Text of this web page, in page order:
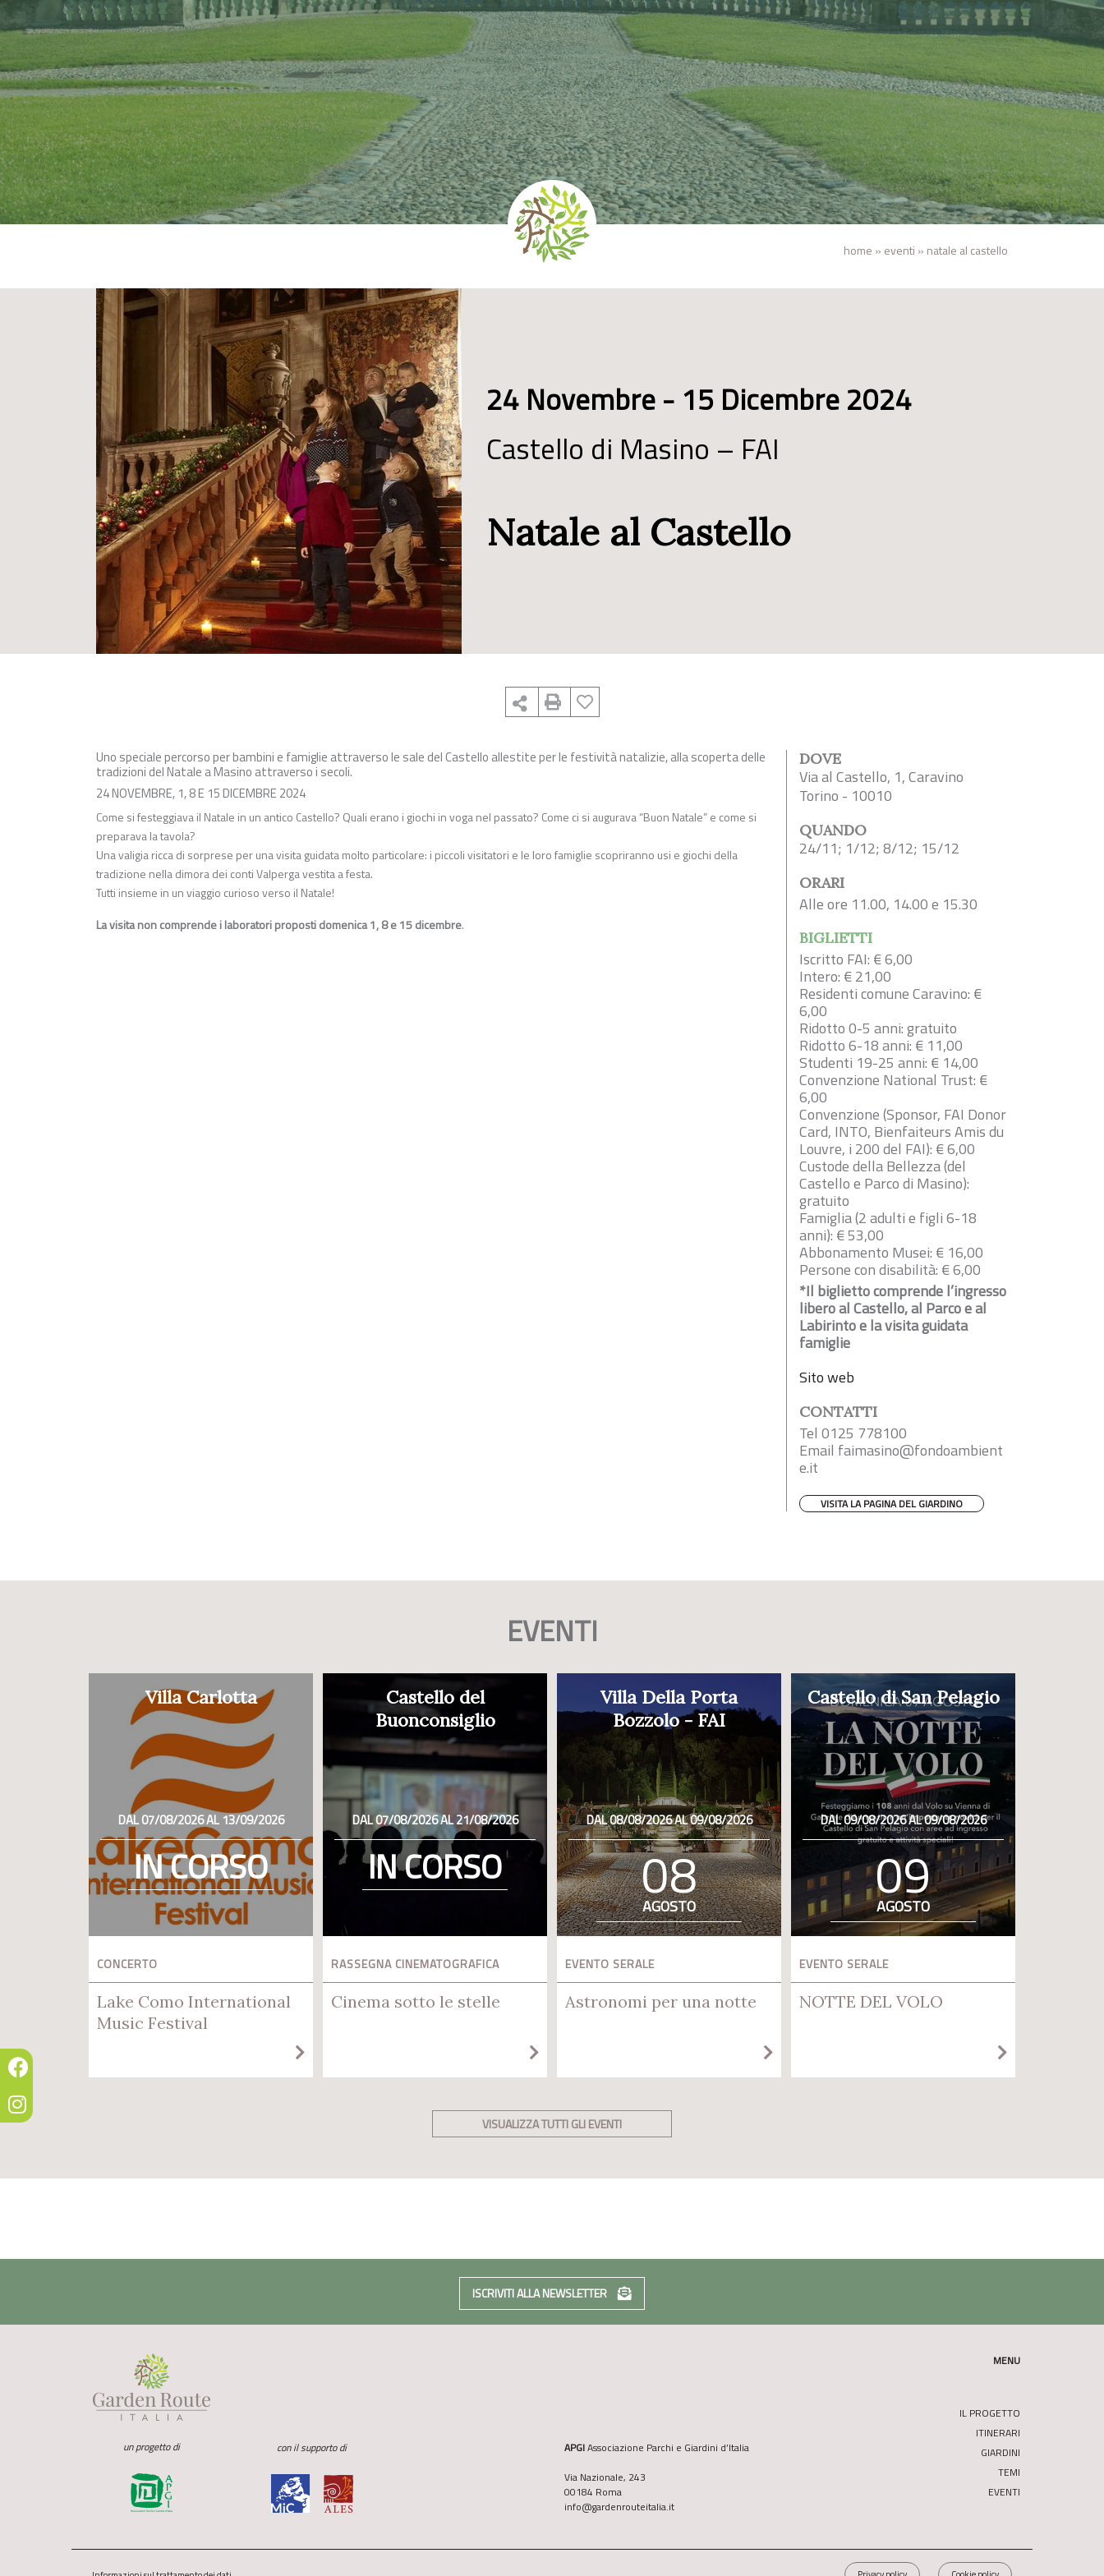
home » eventi » natale al castello
24 Novembre - 15 Dicembre 2024
Castello di Masino – FAI
Natale al Castello
Uno speciale percorso per bambini e famiglie attraverso le sale del Castello allestite per le festività natalizie, alla scoperta delle
tradizioni del Natale a Masino attraverso i secoli.
24 NOVEMBRE, 1, 8 E 15 DICEMBRE 2024
Come si festeggiava il Natale in un antico Castello? Quali erano i giochi in voga nel passato? Come ci si augurava “Buon Natale” e come si
preparava la tavola?
Una valigia ricca di sorprese per una visita guidata molto particolare: i piccoli visitatori e le loro famiglie scopriranno usi e giochi della
tradizione nella dimora dei conti Valperga vestita a festa.
Tutti insieme in un viaggio curioso verso il Natale!
La visita non comprende i laboratori proposti domenica 1, 8 e 15 dicembre.
DOVE
Via al Castello, 1, Caravino
Torino - 10010
QUANDO
24/11; 1/12; 8/12; 15/12
ORARI
Alle ore 11.00, 14.00 e 15.30
BIGLIETTI
Iscritto FAI: € 6,00
Intero: € 21,00
Residenti comune Caravino: €
6,00
Ridotto 0-5 anni: gratuito
Ridotto 6-18 anni: € 11,00
Studenti 19-25 anni: € 14,00
Convenzione National Trust: €
6,00
Convenzione (Sponsor, FAI Donor
Card, INTO, Bienfaiteurs Amis du
Louvre, i 200 del FAI): € 6,00
Custode della Bellezza (del
Castello e Parco di Masino):
gratuito
Famiglia (2 adulti e figli 6-18
anni): € 53,00
Abbonamento Musei: € 16,00
Persone con disabilità: € 6,00
*Il biglietto comprende l’ingresso
libero al Castello, al Parco e al
Labirinto e la visita guidata
famiglie
Sito web
CONTATTI
Tel 0125 778100
Email faimasino@fondoambient
e.it
VISITA LA PAGINA DEL GIARDINO
EVENTI
Villa Carlotta
DAL 07/08/2026 AL 13/09/2026
IN CORSO
CONCERTO
Lake Como International
Music Festival
Castello del
Buonconsiglio
DAL 07/08/2026 AL 21/08/2026
IN CORSO
RASSEGNA CINEMATOGRAFICA
Cinema sotto le stelle
Villa Della Porta
Bozzolo - FAI
DAL 08/08/2026 AL 09/08/2026
08
AGOSTO
EVENTO SERALE
Astronomi per una notte
Castello di San Pelagio
DAL 09/08/2026 AL 09/08/2026
09
AGOSTO
EVENTO SERALE
NOTTE DEL VOLO
VISUALIZZA TUTTI GLI EVENTI
ISCRIVITI ALLA NEWSLETTER
un progetto di con il supporto di APGIAssociazione Parchi e Giardini d’Italia
Via Nazionale, 243
00184 Roma
info@gardenrouteitalia.it
MENU
IL PROGETTO
ITINERARI
GIARDINI
TEMI
EVENTI